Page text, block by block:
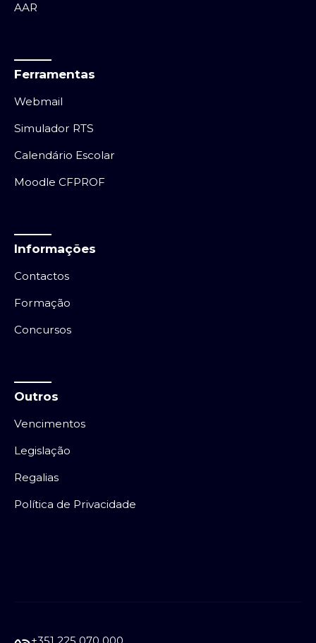
AAR
Ferramentas
Webmail
Simulador RTS
Calendário Escolar
Moodle CFPROF
Informações
Contactos
Formação
Concursos
Outros
Vencimentos
Legislação
Regalias
Política de Privacidade